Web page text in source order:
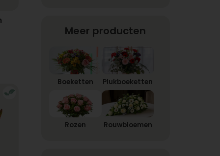
Meer producten
Boeketten Plukboeketten
Rozen Rouwbloemen